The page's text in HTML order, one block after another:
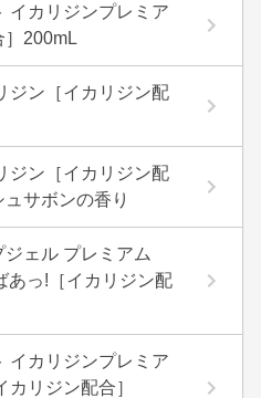
イカリジンプレミア
］200mL
ジン［イカリジン配
ジン［イカリジン配
サボンの香り
ェル プレミアム
あっ!［イカリジン配
イカリジンプレミア
カリジン配合］